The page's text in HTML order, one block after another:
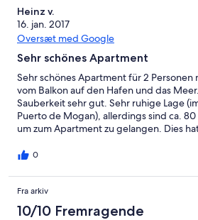
Heinz v.
16. jan. 2017
Oversæt med Google
Sehr schönes Apartment
Sehr schönes Apartment für 2 Personen
vom Balkon auf den Hafen und das
Sauberkeit sehr gut. Sehr ruhige Lage
Puerto de Mogan), allerdings sind ca.
um zum Apartment zu gelangen. Dies
0
Fra arkiv
10/10 Fremragende